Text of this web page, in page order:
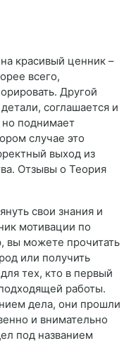
красивый ценник –
всего,
Другой
соглашается и
но поднимает
случае это
выход из
Отзывы о Теория
свои знания и
мотивации по
вы можете прочитать
или получить
тех, кто в первый
работы.
дела, они прошли
и внимательно
под названием